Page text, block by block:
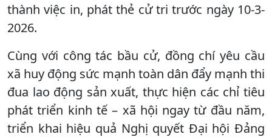
thành việc in, phát thẻ cử tri trước ngày 10-3-
2026.
Cùng với công tác bầu cử, đồng chí yêu cầu
xã huy động sức mạnh toàn dân đẩy mạnh thi
đua lao động sản xuất, thực hiện các chỉ tiêu
phát triển kinh tế – xã hội ngay từ đầu năm,
triển khai hiệu quả Nghị quyết Đại hội Đảng